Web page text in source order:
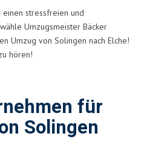
einen stressfreien und
Umzugsmeister Bäcker
Umzug von Solingen nach Elche!
hören!
für
Solingen